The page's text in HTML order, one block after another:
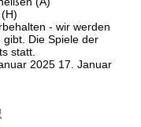
- wir werden
Die Spiele der
statt.
2025 17. Januar